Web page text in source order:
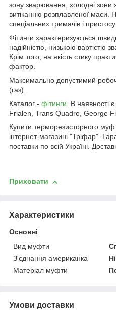
зону зварювання, холодні зони
витіканню розплавленої маси.
спеціальних тримачів і
Фітинги характеризуються
надійністю, низькою вартістю
Крім того, на якість стику
фактор.
Максимально допустимий
(газ).
Каталог - фітинги. В наявності
Frialen, Trans Quadro, George
Купити терморезисторного
інтернет-магазині "Тріфар".
поставки по всій Україні.
Приховати
Характеристики
Основні
Вид муфти
З'єднання американка
Ні
Матеріал муфти
Умови доставки